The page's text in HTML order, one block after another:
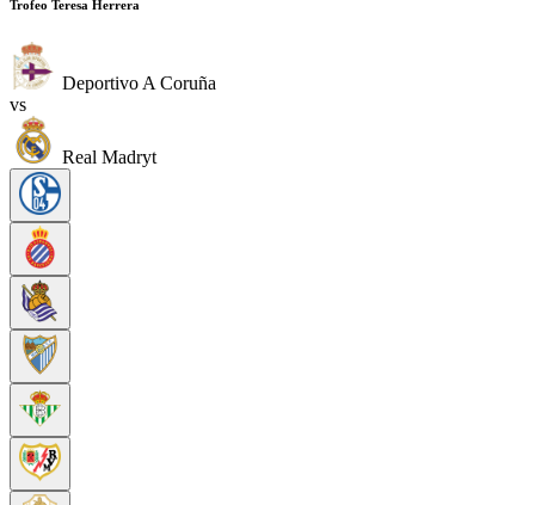
Trofeo Teresa Herrera
Deportivo A Coruña
vs
Real Madryt